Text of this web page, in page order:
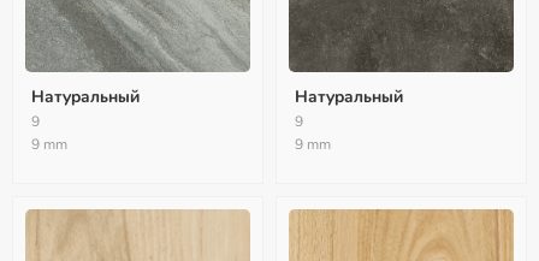
Натуральный
9
9 mm
Натуральный
9
9 mm